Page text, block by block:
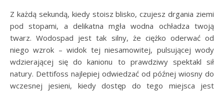
Z każdą sekundą, kiedy stoisz blisko, czujesz drgania ziemi
pod stopami, a delikatna mgła wodna ochładza twoją
twarz. Wodospad jest tak silny, że ciężko oderwać od
niego wzrok – widok tej niesamowitej, pulsującej wody
wdzierającej się do kanionu to prawdziwy spektakl sił
natury. Dettifoss najlepiej odwiedzać od późnej wiosny do
wczesnej jesieni, kiedy dostęp do tego miejsca jest